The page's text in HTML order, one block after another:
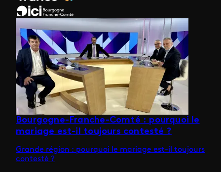
Bourgogne-Franche-Comté : pourquoi le
mariage est-il toujours contesté ?
Grande région : pourquoi le mariage est-il toujours
contesté ?